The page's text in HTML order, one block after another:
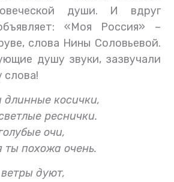
души. И вдруг
«Моя Россия» –
слова Нины Соловьевой.
душу звуки, зазвучали
длинные косички,
реснички.
очи,
похожа очень.
дуют,